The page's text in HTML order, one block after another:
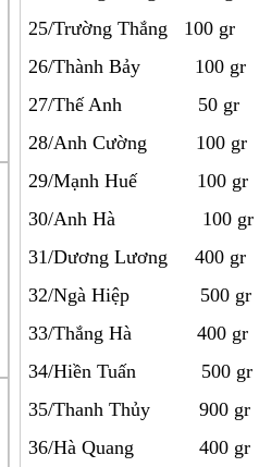
25/Trường Thắng 100 gr
26/Thành Bảy 100 gr
27/Thế Anh 50 gr
28/Anh Cường 100 gr
29/Mạnh Huế 100 gr
30/Anh Hà 100 gr
31/Dương Lương 400 gr
32/Ngà Hiệp 500 gr
33/Thắng Hà 400 gr
34/Hiền Tuấn 500 gr
35/Thanh Thủy 900 gr
36/Hà Quang 400 gr